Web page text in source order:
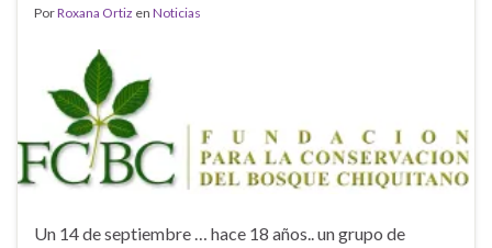
PorRoxana Ortiz en Noticias
Un 14 de septiembre … hace 18 años.. un grupo de